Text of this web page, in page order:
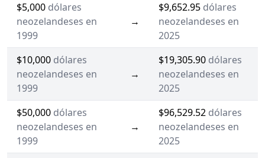
$5,000 dólares
neozelandeses en
1999
→
$9,652.95 dólares
neozelandeses en
2025
$10,000 dólares
neozelandeses en
1999
→
$19,305.90 dólares
neozelandeses en
2025
$50,000 dólares
neozelandeses en
1999
→
$96,529.52 dólares
neozelandeses en
2025